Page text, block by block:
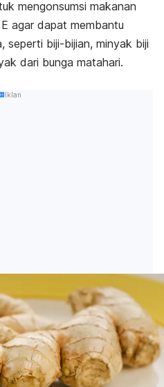
mengonsumsi makanan
agar dapat membantu
seperti biji-bijian, minyak biji
dari bunga matahari.
Iklan